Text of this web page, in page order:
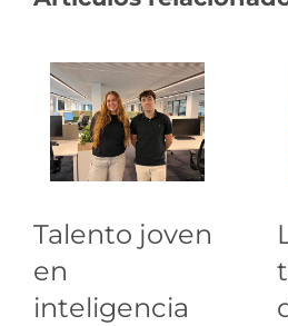
Talento joven
en
inteligencia